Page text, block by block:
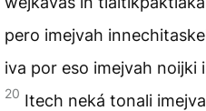
pero imejvah
iva por eso imejvah noijki
20 Itech neká tonali